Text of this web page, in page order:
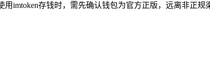
imtoken存钱时，需先确认钱包为官方正版，远离非正规